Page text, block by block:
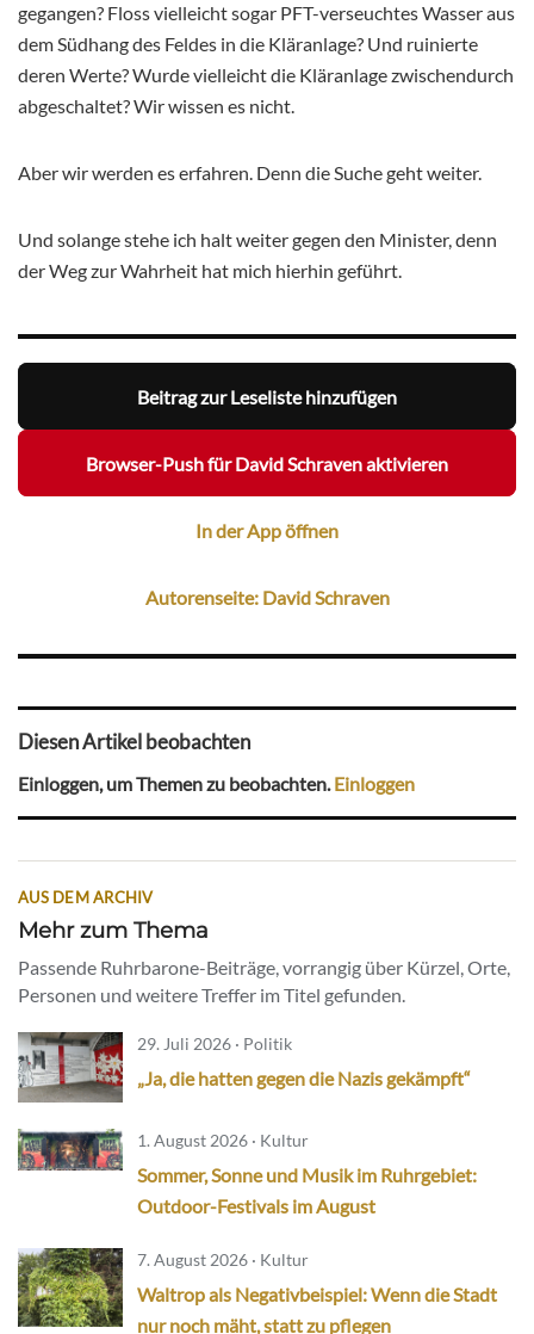
gegangen? Floss vielleicht sogar PFT-verseuchtes Wasser aus
dem Südhang des Feldes in die Kläranlage? Und ruinierte
deren Werte? Wurde vielleicht die Kläranlage zwischendurch
abgeschaltet? Wir wissen es nicht.
Aber wir werden es erfahren. Denn die Suche geht weiter.
Und solange stehe ich halt weiter gegen den Minister, denn
der Weg zur Wahrheit hat mich hierhin geführt.
Beitrag zur Leseliste hinzufügen
Browser-Push für David Schraven aktivieren
In der App öffnen
Autorenseite: David Schraven
Diesen Artikel beobachten
Einloggen, um Themen zu beobachten.Einloggen
AUS DEM ARCHIV
Mehr zum Thema
Passende Ruhrbarone-Beiträge, vorrangig über Kürzel, Orte,
Personen und weitere Treffer im Titel gefunden.
29. Juli 2026 · Politik
„Ja, die hatten gegen die Nazis gekämpft“
1. August 2026 · Kultur
Sommer, Sonne und Musik im Ruhrgebiet:
Outdoor-Festivals im August
7. August 2026 · Kultur
Waltrop als Negativbeispiel: Wenn die Stadt
nur noch mäht, statt zu pflegen